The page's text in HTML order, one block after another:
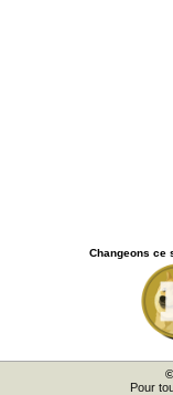
Changeons ce
Pour